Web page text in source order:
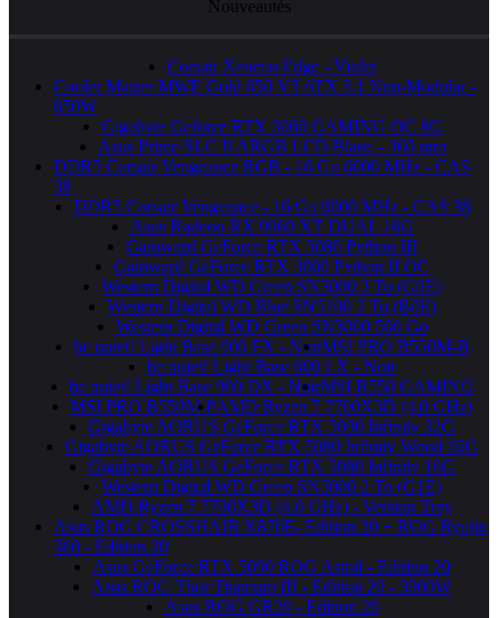
Nouveautés
Corsair Xeneon Edge - Violet
Cooler Master MWE Gold 650 V3 ATX 3.1 Non-Modular -
650W
Gigabyte Geforce RTX 3060 GAMING OC 8G
Asus Prime SLC II ARGB LCD Blanc - 360 mm
DDR5 Corsair Vengeance RGB - 16 Go 6000 MHz - CAS
38
DDR5 Corsair Vengeance - 16 Go 6000 MHz - CAS 38
Asus Radeon RX 9060 XT DUAL 16G
Gainward GeForce RTX 5080 Python III
Gainward GeForce RTX 3060 Python II OC
Western Digital WD Green SN3000 2 To (G0E)
Western Digital WD Blue SN5100 2 To (B0E)
Western Digital WD Green SN3000 500 Go
be quiet! Light Base 900 FX - NoirMSI PRO B550M-B
be quiet! Light Base 600 LX - Noir
be quiet! Light Base 900 DX - NoirMSI B550 GAMING
MSI PRO B550M-PAMD Ryzen 7 7700X3D (4.0 GHz)
Gigabyte AORUS GeForce RTX 5090 Infinity 32G
Gigabyte AORUS GeForce RTX 5080 Infinity Wood 16G
Gigabyte AORUS GeForce RTX 5080 Infinity 16G
Western Digital WD Green SN3000 2 To (G1E)
AMD Ryzen 7 7700X3D (4.0 GHz) - Version Tray
Asus ROG CROSSHAIR X870E- Edition 20 + ROG Ryujin
360 - Edition 20
Asus GeForce RTX 5090 ROG Astral - Edition 20
Asus ROG Thor Titanium III - Edition 20 - 3000W
Asus ROG GR20 - Edition 20